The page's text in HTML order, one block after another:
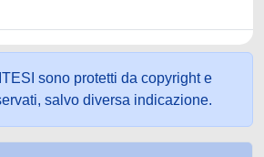
sono protetti da copyright e
salvo diversa indicazione.